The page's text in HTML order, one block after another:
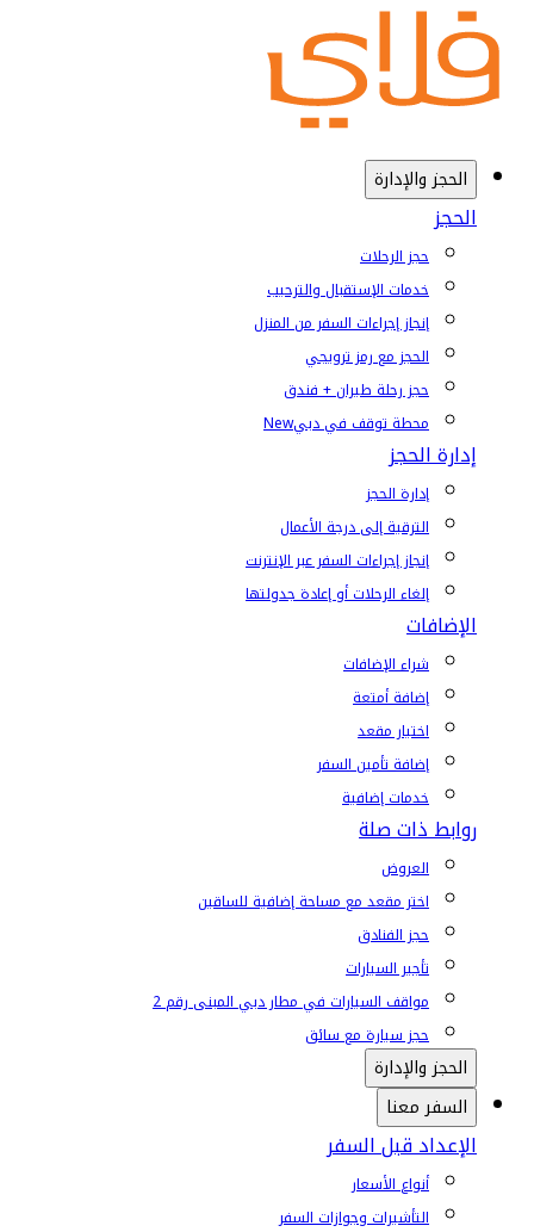
الحجز والإدارة
الحجز
حجز الرحلات
خدمات الإستقبال والترحيب
إنجاز إجراءات السفر من المنزل
الحجز مع رمز ترويجي
حجز رحلة طيران + فندق
محطة توقف في دبيNew
إدارة الحجز
إدارة الحجز
الترقية إلى درجة الأعمال
إنجاز إجراءات السفر عبر الإنترنت
إلغاء الرحلات أو إعادة جدولتها
الإضافات
شراء الإضافات
إضافة أمتعة
اختيار مقعد
إضافة تأمين السفر
خدمات إضافية
روابط ذات صلة
العروض
اختر مقعد مع مساحة إضافية للساقين
حجز الفنادق
تأجير السيارات
مواقف السيارات في مطار دبي المبنى رقم 2
حجز سيارة مع سائق
الحجز والإدارة
السفر معنا
الإعداد قبل السفر
أنواع الأسعار
التأشيرات وجوازات السفر